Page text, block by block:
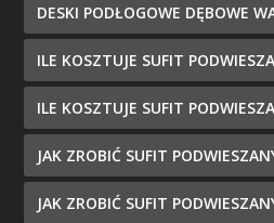
DESKI PODŁOGOWE DĘBOWE
ILE KOSZTUJE SUFIT
ILE KOSZTUJE SUFIT
JAK ZROBIĆ SUFIT
JAK ZROBIĆ SUFIT